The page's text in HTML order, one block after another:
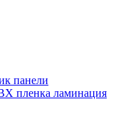
панели
пленка ламинация